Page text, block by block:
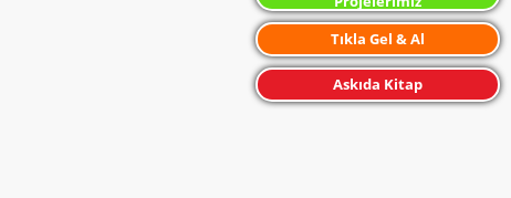
Tıkla Gel & Al
Askıda Kitap